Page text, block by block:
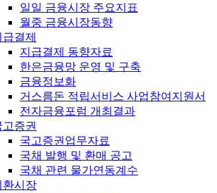
일일 금융시장 주요지표
월중 금융시장동향
급결제
지급결제 동향자료
한은금융망 운영 및 구축
금융정보화
거스름돈 적립서비스 사업참여지원서
전자금융포럼 개최결과
고증권
국고증권업무자료
국채 발행 및 환매 공고
국채 관련 물가연동계수
환시장